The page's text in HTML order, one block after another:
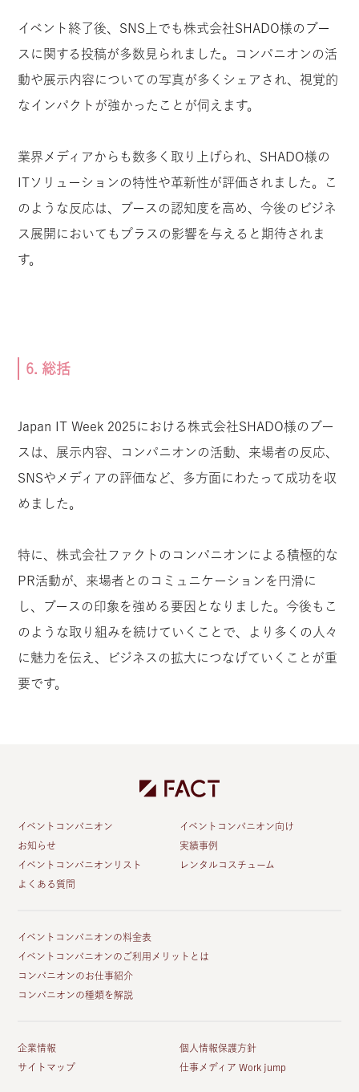
イベント終了後、SNS上でも株式会社SHADO様のブー
スに関する投稿が多数見られました。コンパニオンの活
動や展示内容についての写真が多くシェアされ、視覚的
なインパクトが強かったことが伺えます。
業界メディアからも数多く取り上げられ、SHADO様の
ITソリューションの特性や革新性が評価されました。こ
のような反応は、ブースの認知度を高め、今後のビジネ
ス展開においてもプラスの影響を与えると期待されま
す。
6. 総括
Japan IT Week 2025における株式会社SHADO様のブー
スは、展示内容、コンパニオンの活動、来場者の反応、
SNSやメディアの評価など、多方面にわたって成功を収
めました。
特に、株式会社ファクトのコンパニオンによる積極的な
PR活動が、来場者とのコミュニケーションを円滑に
し、ブースの印象を強める要因となりました。今後もこ
のような取り組みを続けていくことで、より多くの人々
に魅力を伝え、ビジネスの拡大につなげていくことが重
要です。
イベントコンパニオン
イベントコンパニオン向け
お知らせ
実績事例
イベントコンパニオンリスト
レンタルコスチューム
よくある質問
イベントコンパニオンの料金表
イベントコンパニオンのご利用メリットとは
コンパニオンのお仕事紹介
コンパニオンの種類を解説
企業情報
個人情報保護方針
サイトマップ
仕事メディア Work jump